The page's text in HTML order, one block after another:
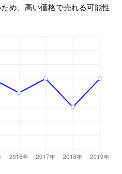
め、高い価格で売れる可能性